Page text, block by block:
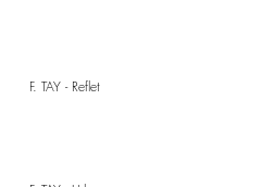
F. TAY - Reflet